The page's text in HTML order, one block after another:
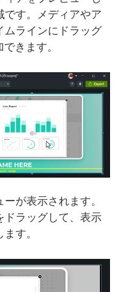
です。メディアやア
ムラインにドラッグ
きます。
が表示されます。
ドラッグして、表示
す。